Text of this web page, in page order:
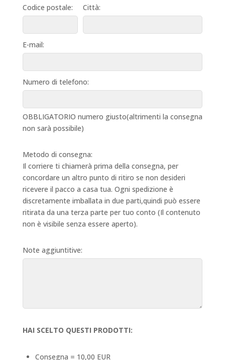
Codice postale: Città:
E-mail:
Numero di telefono:
OBBLIGATORIO numero giusto(altrimenti la consegna
non sarà possibile)
Metodo di consegna:
Il corriere ti chiamerà prima della consegna, per
concordare un altro punto di ritiro se non desideri
ricevere il pacco a casa tua. Ogni spedizione è
discretamente imballata in due parti,quindi può essere
ritirata da una terza parte per tuo conto (Il contenuto
non è visibile senza essere aperto).
Note aggiuntitive:
HAI SCELTO QUESTI PRODOTTI:
Consegna = 10,00 EUR